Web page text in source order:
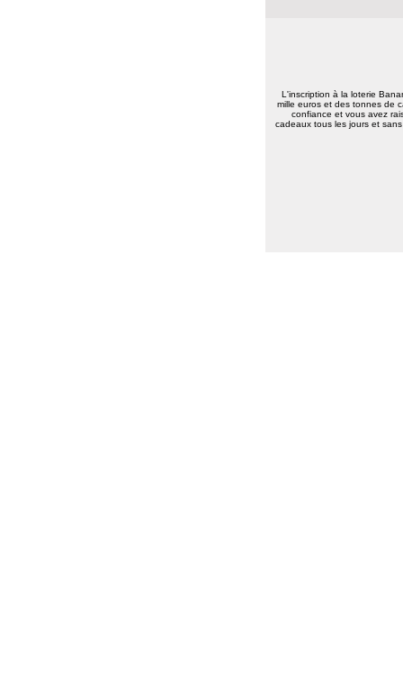
L'inscription à la loterie
mille euros et des tonnes de
confiance et vous avez
cadeaux tous les jours et